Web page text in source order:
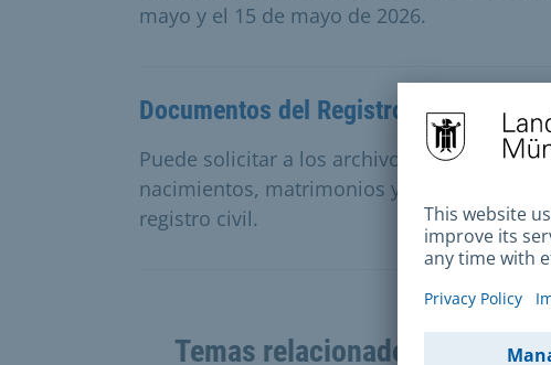
mayo y el 15 de mayo de 2026.
Documentos del Registro Civil de los
Puede solicitar a los archivos municipales
nacimientos, matrimonios y defunciones
registro civil.
Temas relacionados